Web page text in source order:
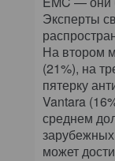
Эксперты
На втором
(21%), на
пятерку
Vantara
среднем
может